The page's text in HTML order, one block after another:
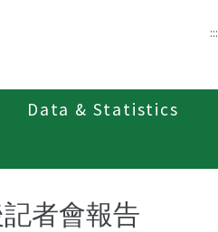
:::
Data & Statistics
者會報告